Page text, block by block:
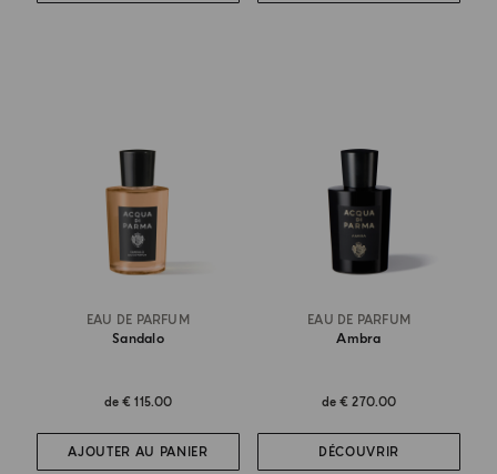
EAU DE PARFUM
Sandalo
de€ 115.00
AJOUTER AU PANIER
EAU DE PARFUM
Ambra
de€ 270.00
DÉCOUVRIR